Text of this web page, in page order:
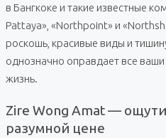
в Бангкоке и такие известные
Pattaya», «Northpoint» и
роскошь, красивые виды и
однозначно оправдает все
жизнь.
Zire Wong Amat —
разумной цене